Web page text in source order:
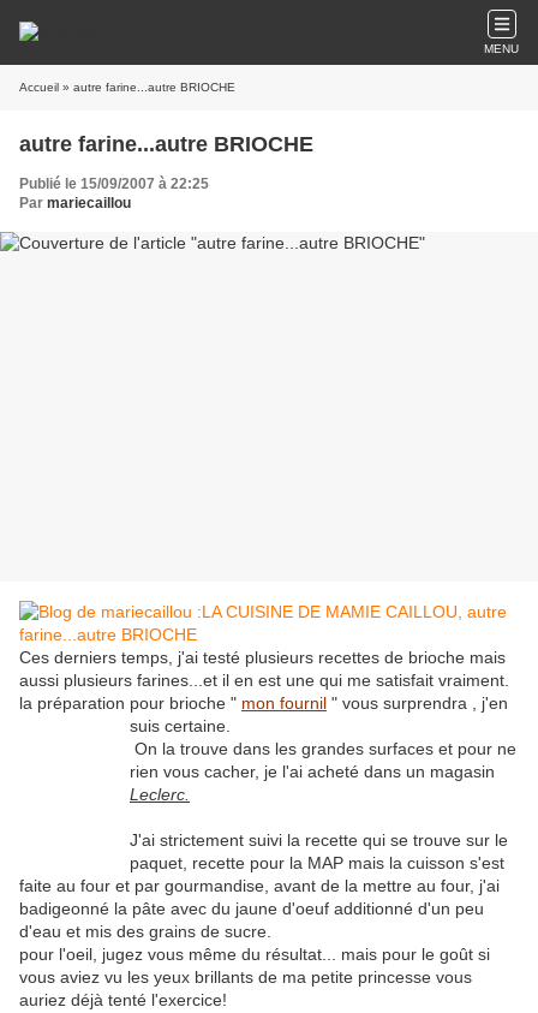
MENU
Accueil » autre farine...autre BRIOCHE
autre farine...autre BRIOCHE
Publié le 15/09/2007 à 22:25
Par mariecaillou
Ces derniers temps, j'ai testé plusieurs recettes de brioche mais
aussi plusieurs farines...et il en est une qui me satisfait vraiment.
la préparation pour brioche " mon fournil " vous surprendra , j'en
suis certaine.
On la trouve dans les grandes surfaces et pour ne
rien vous cacher, je l'ai acheté dans un magasin
Leclerc.
J'ai strictement suivi la recette qui se trouve sur le
paquet, recette pour la MAP mais la cuisson s'est
faite au four et par gourmandise, avant de la mettre au four, j'ai
badigeonné la pâte avec du jaune d'oeuf additionné d'un peu
d'eau et mis des grains de sucre.
pour l'oeil, jugez vous même du résultat... mais pour le goût si
vous aviez vu les yeux brillants de ma petite princesse vous
auriez déjà tenté l'exercice!